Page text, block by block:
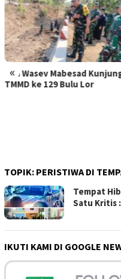
«
Miris! Propam
dan Wasidik
Masyarakat
TOPIK: PERISTIWA DI
Tempat
Satu Kritis
IKUTI KAMI DI GOOGLE